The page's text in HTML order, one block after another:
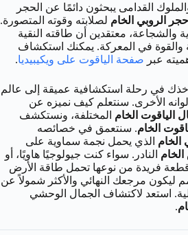
القدامى يبحثون دائمًا عن الحجر
حجر الروبي الخام لصلابته وقوته المتصورة.
والشجاعة، معتقدين أن طاقته النقية
والقوة في المعركة. يمكنك استكشاف
عبر صفحة الياقوت على ويكيبيديا.
في رحلة استكشافية عميقة إلى عالم
الأخرى. سنتعلم كيف نميزه عن
الياقوت الخام المختلفة، ونستكشف
الخام. سنتعمق في خصائصه
الخام الذي يحمل نجمة سماوية على
الخام النادر. سواء كنت جيولوجيًا هاويًا، أو
فريدة من نوعها تحمل طاقة الأرض
ليكون مرجعك النهائي والأكثر شمولاً عن
استعد لاكتشاف الجمال الوحشي
.